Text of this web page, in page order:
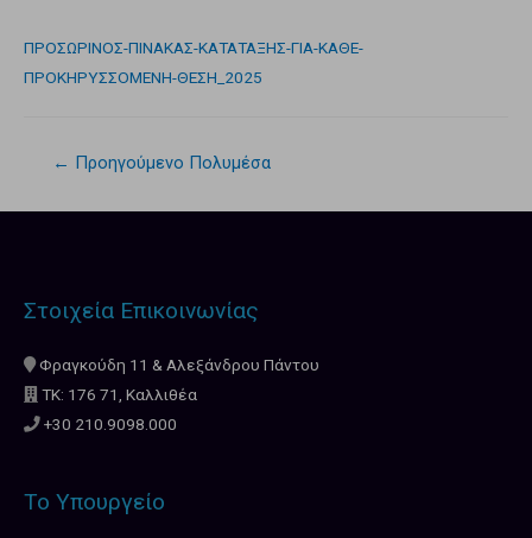
ΠΡΟΣΩΡΙΝΟΣ-ΠΙΝΑΚΑΣ-ΚΑΤΑΤΑΞΗΣ-ΓΙΑ-ΚΑΘΕ-
ΠΡΟΚΗΡΥΣΣΟΜΕΝΗ-ΘΕΣΗ_2025
← Προηγούμενο Πολυμέσα
Στοιχεία Επικοινωνίας
Φραγκούδη 11 & Αλεξάνδρου Πάντου
ΤΚ: 176 71, Καλλιθέα
+30 210.9098.000
Το Υπουργείο